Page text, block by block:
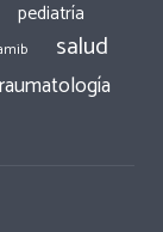
pediatría
salud